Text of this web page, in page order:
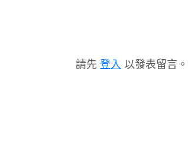
請先 登入 以發表留言。